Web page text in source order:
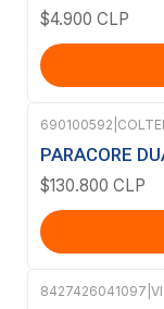
$4.900 CLP
690100592
PARACORE
$130.800 CLP
8427426041097